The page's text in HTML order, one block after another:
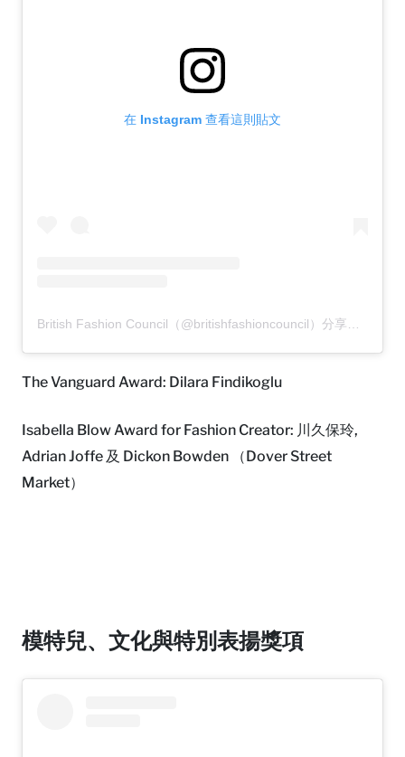
在 Instagram 查看這則貼文
The Vanguard Award: Dilara Findikoglu
Isabella Blow Award for Fashion Creator: 川久保玲,
Adrian Joffe 及 Dickon Bowden （Dover Street
Market）
模特兒、文化與特別表揚獎項